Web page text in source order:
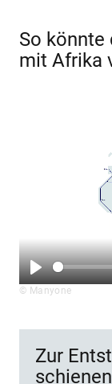
So könnte
mit Afrika
Play
© Manyone
Zur